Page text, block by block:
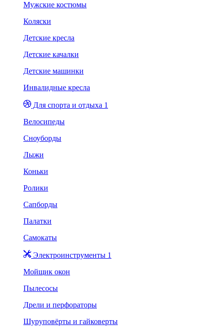
Мужские костюмы
Коляски
Детские кресла
Детские качалки
Детские машинки
Инвалидные кресла
Для спорта и отдыха 1
Велосипеды
Сноуборды
Лыжи
Коньки
Ролики
Сапборды
Палатки
Самокаты
Электроинструменты 1
Мойщик окон
Пылесосы
Дрели и перфораторы
Шуруповёрты и гайковерты